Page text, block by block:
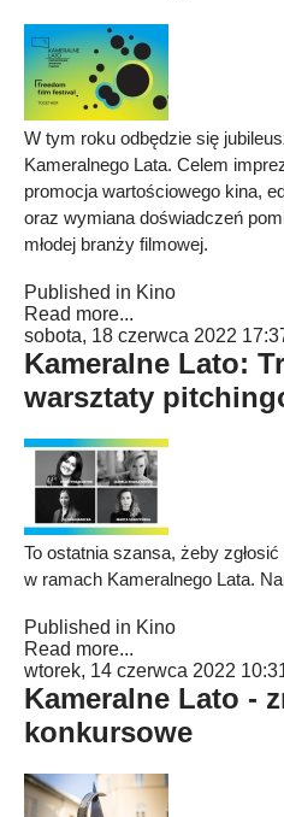
W tym roku odbędzie się
Kameralnego Lata. Celem
promocja wartościowego kina,
oraz wymiana doświadczeń
młodej branży filmowej.
Published in Kino
Read more...
sobota, 18 czerwca 2022
Kameralne Lato:
warsztaty
To ostatnia szansa, żeby
w ramach Kameralnego Lata.
Published in Kino
Read more...
wtorek, 14 czerwca 2022
Kameralne Lato -
konkursowe